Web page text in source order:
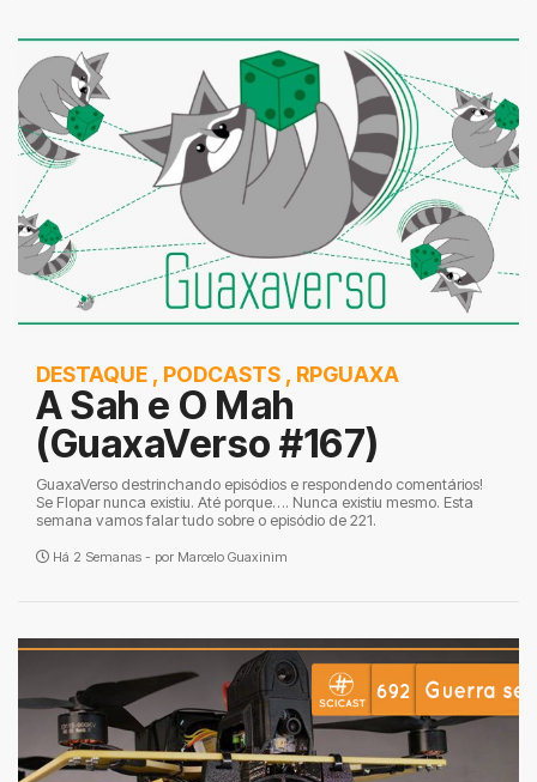
DESTAQUE , PODCASTS , RPGUAXA
A Sah e O Mah
(GuaxaVerso #167)
GuaxaVerso destrinchando episódios e respondendo comentários!
Se Flopar nunca existiu. Até porque…. Nunca existiu mesmo. Esta
semana vamos falar tudo sobre o episódio de 221.
Há 2 Semanas - por Marcelo Guaxinim